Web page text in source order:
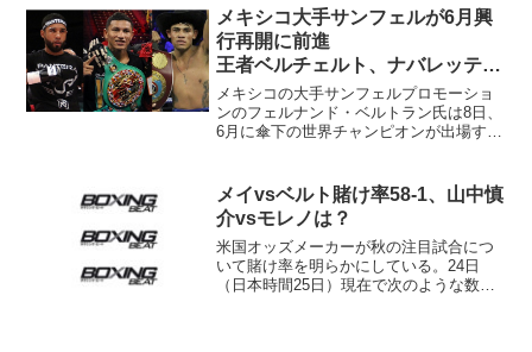
にしています。相手の印象？ 特にあり
ません。（ムンローはいい...
メキシコ大手サンフェルが6月興
行再開に前進
王者ベルチェルト、ナバレッテ、
悪童ネリら出場か
メキシコの大手サンフェルプロモーショ
ンのフェルナンド・ベルトラン氏は8日、
6月に傘下の世界チャンピオンが出場する
ている。 会場はTVアステカのスタジオ
が候補。ベルトラ...
メイvsベルト賭け率58-1、山中慎
介vsモレノは？
米国オッズメーカーが秋の注目試合につ
いて賭け率を明らかにしている。24日
（日本時間25日）現在で次のような数